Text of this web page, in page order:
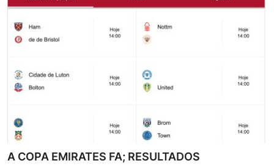
A COPA EMIRATES FA; RESULTADOS